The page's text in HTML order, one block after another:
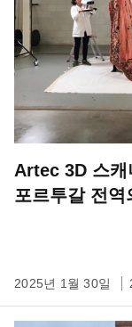
Artec 3D 스캐
포르투갈 전
2025년 1월 30일